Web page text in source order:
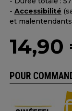
- Accessibilité
et
POUR